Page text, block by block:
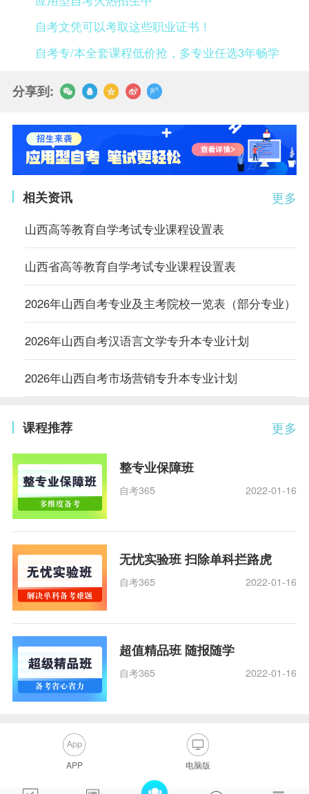
自考文凭可以考取这些职业证书！
自考专/本全套课程低价抢，多专业任选3年畅学
分享到:
更多
相关资讯
山西高等教育自学考试专业课程设置表
山西省高等教育自学考试专业课程设置表
2026年山西自考专业及主考院校一览表（部分专业）
2026年山西自考汉语言文学专升本专业计划
2026年山西自考市场营销专升本专业计划
更多
课程推荐
整专业保障班
自考365 2022-01-16
无忧实验班 扫除单科拦路虎
自考365 2022-01-16
超值精品班 随报随学
自考365 2022-01-16
APP 电脑版